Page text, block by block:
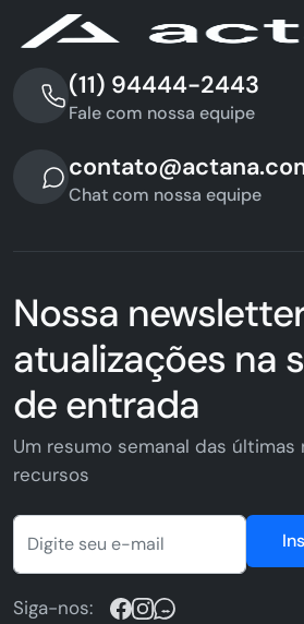
(11) 94444-2443
Fale com nossa equipe
Chat com nossa equipe
Nossa
atualizações na
de entrada
Um resumo semanal das últimas
recursos
Siga-nos: